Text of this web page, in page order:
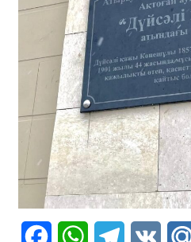
FacebookWhatsAppTelegram
VK